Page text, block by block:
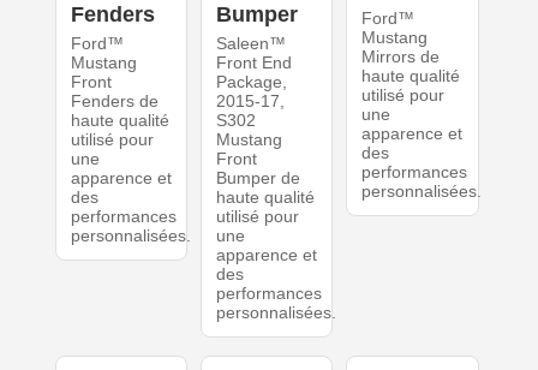
Fenders
Ford™
Mustang
Front
Fenders de
haute qualité
utilisé pour
une
apparence et
des
performances
personnalisées.
Bumper
Saleen™
Front End
Package,
2015-17,
S302
Mustang
Front
Bumper de
haute qualité
utilisé pour
une
apparence et
des
performances
personnalisées.
Ford™
Mustang
Mirrors de
haute qualité
utilisé pour
une
apparence et
des
performances
personnalisées.